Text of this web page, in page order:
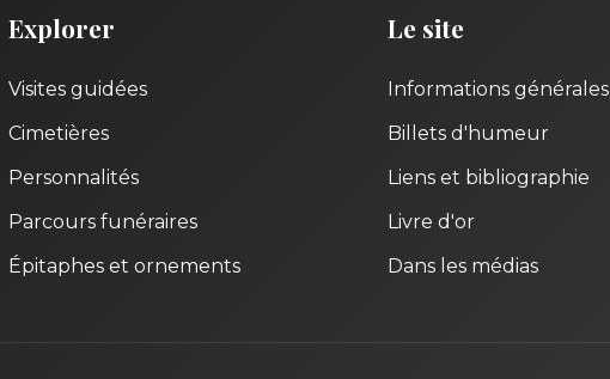
Explorer
Visites guidées
Cimetières
Personnalités
Parcours funéraires
Épitaphes et ornements
Le site
Informations générales
Billets d'humeur
Liens et bibliographie
Livre d'or
Dans les médias